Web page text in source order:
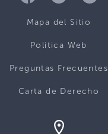
Mapa del Sitio
Politica Web
Preguntas Frecuentes
Carta de Derecho